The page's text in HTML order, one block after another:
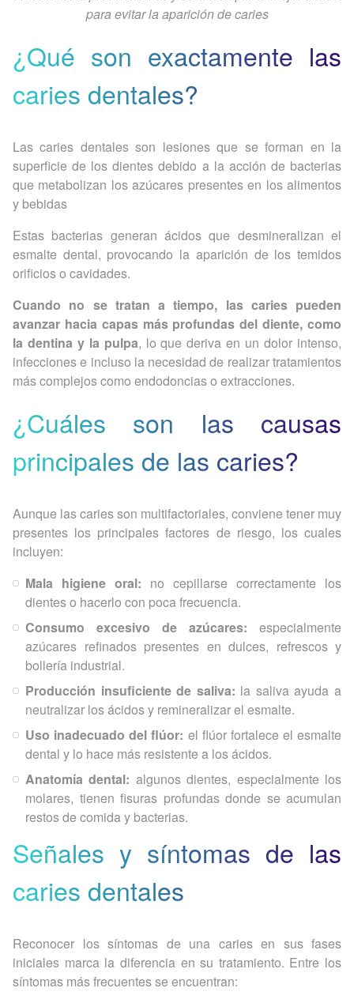
para evitar la aparición de caries
¿Qué son exactamente las
caries dentales?
Las caries dentales son lesiones que se forman en la
superficie de los dientes debido a la acción de bacterias
que metabolizan los azúcares presentes en los alimentos
y bebidas
Estas bacterias generan ácidos que desmineralizan el
esmalte dental, provocando la aparición de los temidos
orificios o cavidades.
Cuando no se tratan a tiempo, las caries pueden
avanzar hacia capas más profundas del diente, como
la dentina y la pulpa, lo que deriva en un dolor intenso,
infecciones e incluso la necesidad de realizar tratamientos
más complejos como endodoncias o extracciones.
¿Cuáles son las causas
principales de las caries?
Aunque las caries son multifactoriales, conviene tener muy
presentes los principales factores de riesgo, los cuales
incluyen:
Mala higiene oral: no cepillarse correctamente los
dientes o hacerlo con poca frecuencia.
Consumo excesivo de azúcares: especialmente
azúcares refinados presentes en dulces, refrescos y
bollería industrial.
Producción insuficiente de saliva: la saliva ayuda a
neutralizar los ácidos y remineralizar el esmalte.
Uso inadecuado del flúor: el flúor fortalece el esmalte
dental y lo hace más resistente a los ácidos.
Anatomía dental: algunos dientes, especialmente los
molares, tienen fisuras profundas donde se acumulan
restos de comida y bacterias.
Señales y síntomas de las
caries dentales
Reconocer los síntomas de una caries en sus fases
iniciales marca la diferencia en su tratamiento. Entre los
síntomas más frecuentes se encuentran: